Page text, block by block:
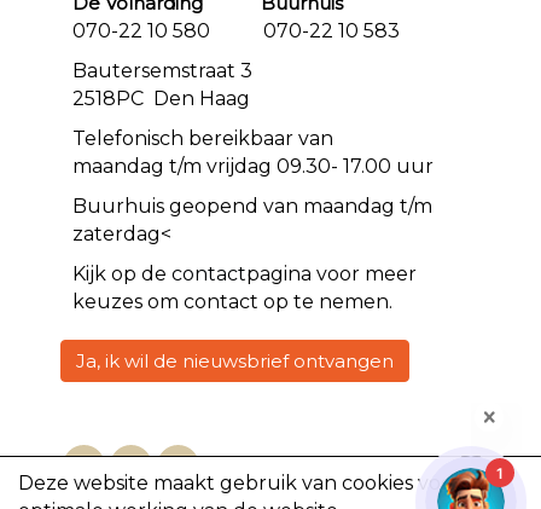
Deze website maakt gebruik van cookies voor een
070-22 10 580 070-22 10 583
Bautersemstraat 3
2518PC Den Haag
Telefonisch bereikbaar van
maandag t/m vrijdag 09.30- 17.00 uur
Buurhuis geopend van maandag t/m
zaterdag<
Kijk op de contactpagina voor meer
keuzes om contact op te nemen.
Ja, ik wil de nieuwsbrief ontvangen
1